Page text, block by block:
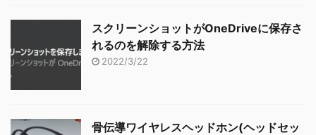
スクリーンショットがOneDriveに保存さ
れるのを解除する方法
2022/3/22
骨伝導ワイヤレスヘッドホン(ヘッドセッ